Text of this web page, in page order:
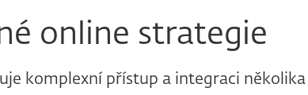
online strategie
komplexní přístup a integraci několika